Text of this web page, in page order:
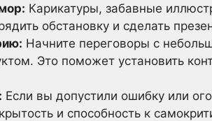
Карикатуры, забавные
обстановку и сделать
Начните переговоры с
Это поможет установить
Если вы допустили ошибку или
и способность к